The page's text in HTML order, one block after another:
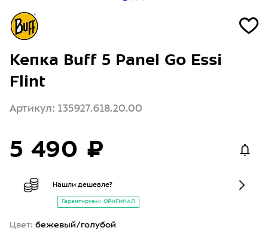
Кепка Buff 5 Panel Go Essi
Flint
Артикул: 135927.618.20.00
5 490 ₽
Нашли дешевле?
Гарантируем: ОРИГИНАЛ
Цвет: бежевый/голубой